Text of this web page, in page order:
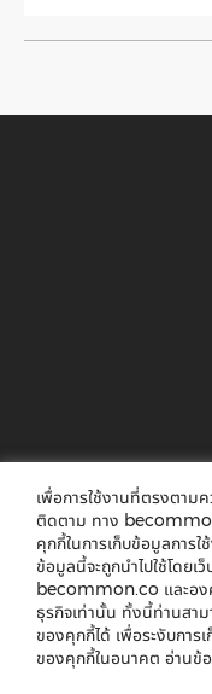
เพื่อการใช้งานที่ตรงตาม
ติดตาม ทาง
คุกกี้ในการเก็บข้อมูลการ
ข้อมูลนี้จะถูกนำไปใช้โดยเว็
becommon.co และอง
ธุรกิจเท่านั้น ทั้งนี้ท่านสา
ของคุกกี้ได้ เพื่อระงับการ
ของคุกกี้ในอนาคต อ่านข้